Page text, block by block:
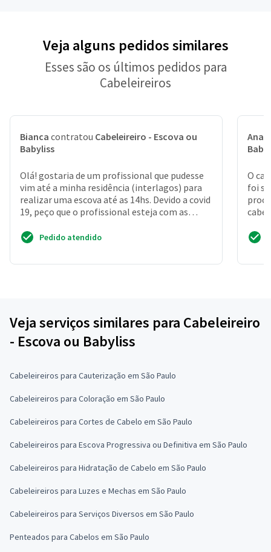
Veja alguns pedidos similares
Esses são os últimos pedidos para
Cabeleireiros
Bianca contratou Cabeleireiro - Escova ou
Babyliss
Olá! gostaria de um profissional que pudesse
vim até a minha residência (interlagos) para
realizar uma escova até as 14hs. Devido a covid
19, peço que o profissional esteja com as
Pedido atendido
Ana
O
foi
Veja serviços similares para Cabeleireiro
- Escova ou Babyliss
Cabeleireiros para Cauterização em São Paulo
Cabeleireiros para Coloração em São Paulo
Cabeleireiros para Cortes de Cabelo em São Paulo
Cabeleireiros para Escova Progressiva ou Definitiva em São Paulo
Cabeleireiros para Hidratação de Cabelo em São Paulo
Cabeleireiros para Luzes e Mechas em São Paulo
Cabeleireiros para Serviços Diversos em São Paulo
Penteados para Cabelos em São Paulo